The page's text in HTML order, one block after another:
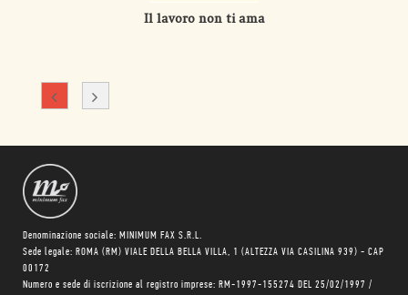
Il lavoro non ti ama
Denominazione sociale: MINIMUM FAX S.R.L.
Sede legale: ROMA (RM) VIALE DELLA BELLA VILLA, 1 (ALTEZZA VIA CASILINA 939) - CAP
00172
Numero e sede di iscrizione al registro imprese: RM-1997-155274 DEL 25/02/1997 /